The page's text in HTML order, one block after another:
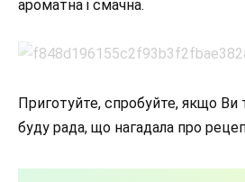
ароматна і смачна.
Приготуйте, спробуйте, якщо Ви
буду рада, що нагадала про